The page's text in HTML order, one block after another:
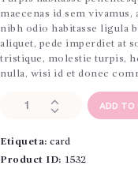
maecenas id sem
nibh odio habitasse ligula
aliquet, pede imperdiet at
tristique, molestie turpis,
nulla, wisi id et donec
ADD TO
Etiqueta: card
Product ID: 1532